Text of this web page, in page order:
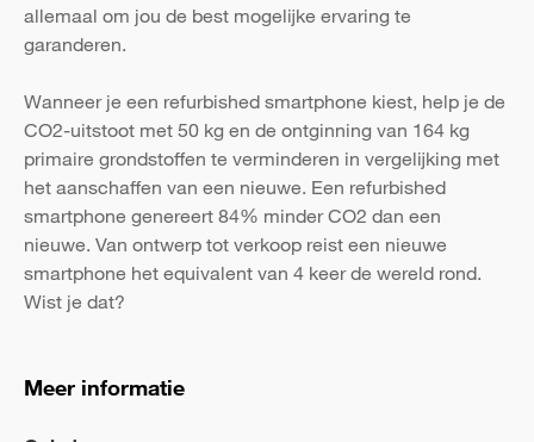
allemaal om jou de best mogelijke ervaring te
garanderen.
Wanneer je een refurbished smartphone kiest, help je de
CO2-uitstoot met 50 kg en de ontginning van 164 kg
primaire grondstoffen te verminderen in vergelijking met
het aanschaffen van een nieuwe. Een refurbished
smartphone genereert 84% minder CO2 dan een
nieuwe. Van ontwerp tot verkoop reist een nieuwe
smartphone het equivalent van 4 keer de wereld rond.
Wist je dat?
Meer informatie